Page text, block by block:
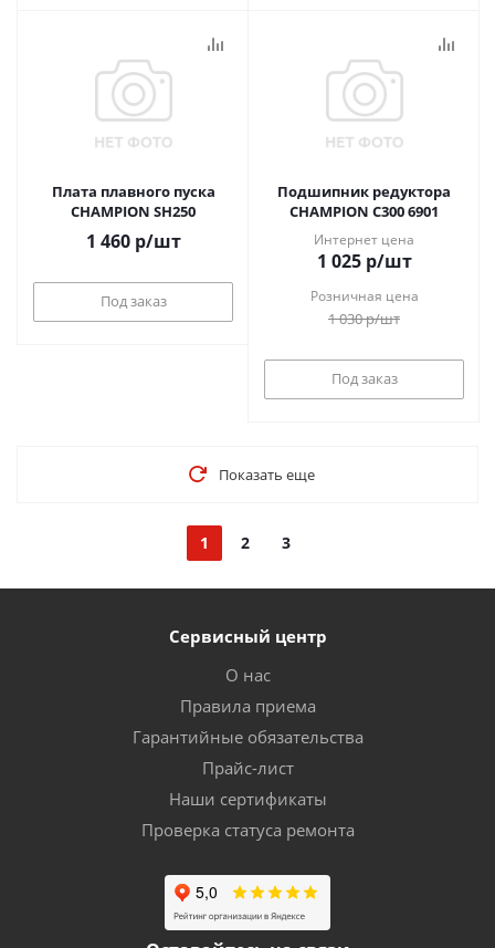
Плата плавного пуска
CHAMPION SH250
1 460р/шт
Под заказ
Подшипник редуктора
CHAMPION C300 6901
Интернет цена
1 025р/шт
Розничная цена
1 030р/шт
Под заказ
Показать еще
1 2 3
Сервисный центр
О нас
Правила приема
Гарантийные обязательства
Прайс-лист
Наши сертификаты
Проверка статуса ремонта